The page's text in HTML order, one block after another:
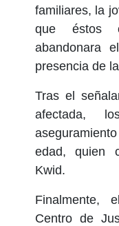
familiares, la
que éstos
abandonara
presencia de
Tras el
afectada,
edad, quien
Kwid.
Finalmente,
Centro de